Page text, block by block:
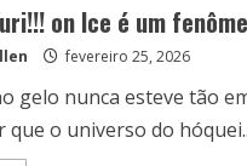
on Ice é um
fevereiro 25, 2026
gelo nunca esteve tão
que o universo do